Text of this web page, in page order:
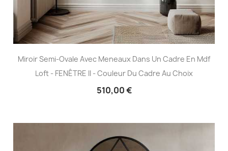
Miroir Semi-Ovale Avec Meneaux Dans Un Cadre En Mdf
Loft - FENÊTRE II - Couleur Du Cadre Au Choix
510,00 €